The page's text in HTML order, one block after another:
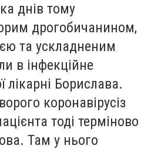
днів тому
дрогобичанином,
та ускладненим
в інфекційне
лікарні Борислава.
коронавірусіз
тоді терміново
Там у нього